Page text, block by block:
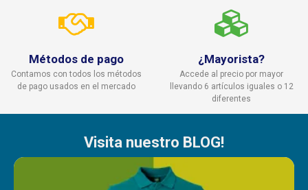
Métodos de pago
Contamos con todos los métodos
de pago usados en el mercado
¿Mayorista?
Accede al precio por mayor
llevando 6 artículos iguales o 12
diferentes
Visita nuestro BLOG!